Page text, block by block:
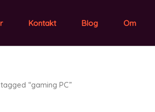
Kontakt Blog Om
“gaming PC”